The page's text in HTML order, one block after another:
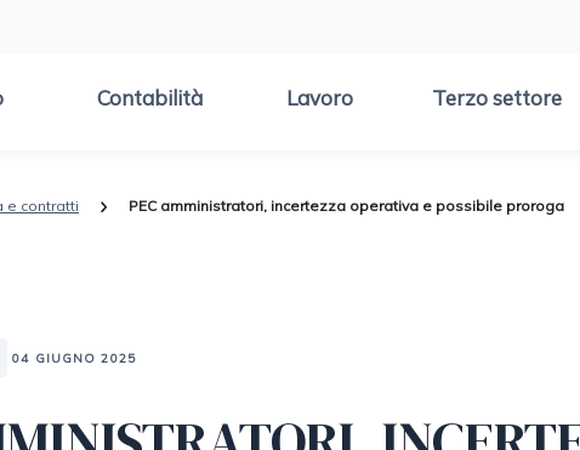
Contabilità Lavoro Terzo settore
e contratti PEC amministratori, incertezza operativa e possibile proroga
04 GIUGNO 2025